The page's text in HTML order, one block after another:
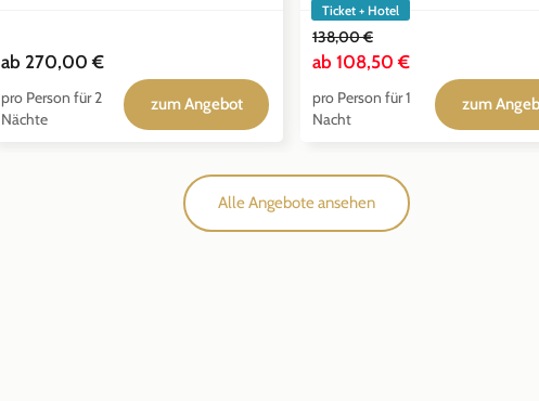
ab 270,00 €
pro Person für 2
Nächte
zum Angebot
Ticket + Hotel
138,00 €
ab 108,50 €
pro Person für 1
Nacht
zum
Alle Angebote ansehen